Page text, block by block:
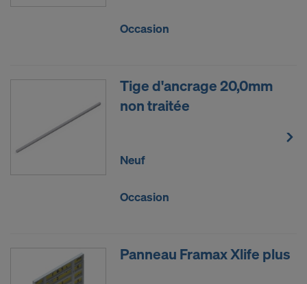
Occasion
Tige d'ancrage 20,0mm
non traitée
Neuf
Occasion
Panneau Framax Xlife plus